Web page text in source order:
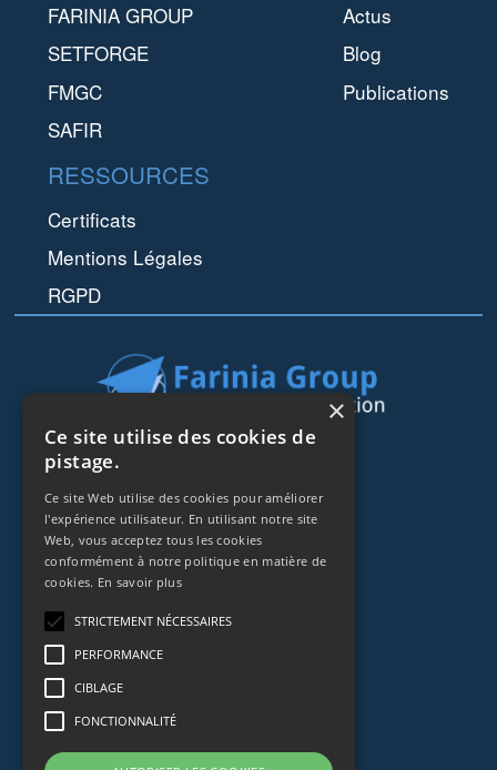
FARINIA GROUP
SETFORGE
FMGC
SAFIR
Actus
Blog
Publications
RESSOURCES
Certificats
Mentions Légales
RGPD
Frankreich
+33153838240
CONTACT
Ce site utilise des cookies de
pistage.
Ce site Web utilise des cookies pour améliorer
l'expérience utilisateur. En utilisant notre site
Web, vous acceptez tous les cookies
conformément à notre politique en matière de
cookies. En savoir plus
STRICTEMENT NÉCESSAIRES
PERFORMANCE
CIBLAGE
FONCTIONNALITÉ
×